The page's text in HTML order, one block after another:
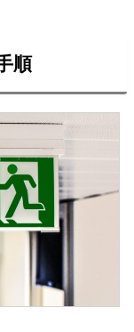
順